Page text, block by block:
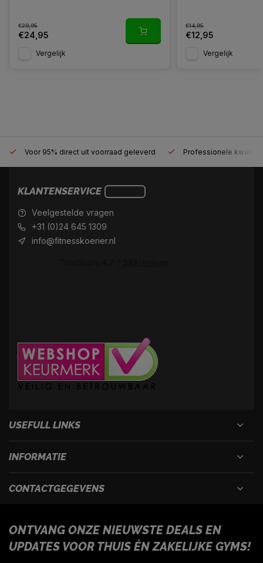
€29,95
€24,95
Vergelijk
€14,95
€12,95
Vergelijk
Voor 95% direct uit voorraad geleverd Professionele
KLANTENSERVICE
Veelgestelde vragen
+31 (0)24 645 1309
info@fitnesskoerier.nl
USEFULL LINKS
INFORMATIE
CONTACTGEGEVENS
ONTVANG ONZE NIEUWSTE DEALS EN
UPDATES VOOR THUIS ÉN ZAKELIJKE GYMS!